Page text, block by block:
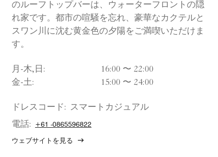
のルーフトップバーは、ウォーターフロントの隠
れ家です。都市の喧騒を忘れ、豪華なカクテルと
スワン川に沈む黄金色の夕陽をご満喫いただけま
す。
月-木,日:
16:00 〜 22:00
金-土:
15:00 〜 24:00
ドレスコード: スマートカジュアル
電話:
+61 -0865596822
ウェブサイトを見る